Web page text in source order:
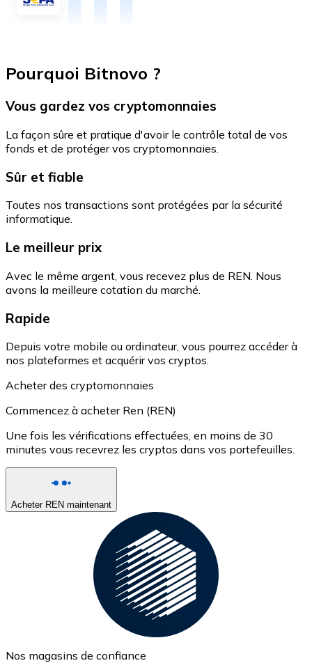
Pourquoi Bitnovo ?
Vous gardez vos cryptomonnaies
La façon sûre et pratique d'avoir le contrôle total de vos
fonds et de protéger vos cryptomonnaies.
Sûr et fiable
Toutes nos transactions sont protégées par la sécurité
informatique.
Le meilleur prix
Avec le même argent, vous recevez plus de REN. Nous
avons la meilleure cotation du marché.
Rapide
Depuis votre mobile ou ordinateur, vous pourrez accéder à
nos plateformes et acquérir vos cryptos.
Acheter des cryptomonnaies
Commencez à acheter Ren (REN)
Une fois les vérifications effectuées, en moins de 30
minutes vous recevrez les cryptos dans vos portefeuilles.
Acheter REN maintenant
Nos magasins de confiance